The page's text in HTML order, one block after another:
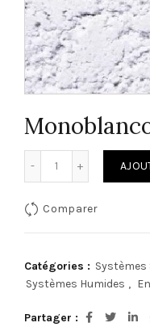
Comparer
Catégories : Systèmes
Systèmes Humides ,
Partager